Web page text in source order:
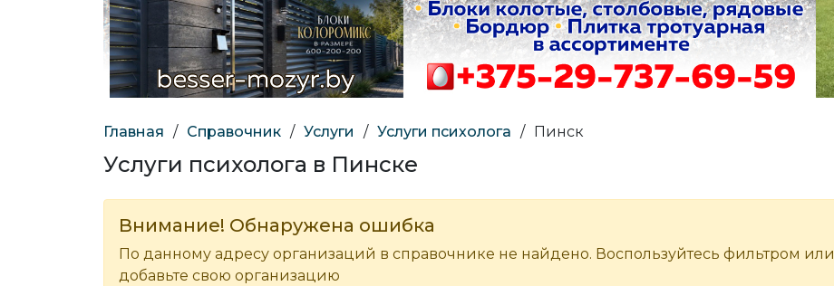
Главная / Справочник / Услуги / Услуги психолога / Пинск
Услуги психолога в Пинске
Внимание! Обнаружена ошибка
По данному адресу организаций в справочнике не найдено. Воспользуйтесь фильтром или
добавьте свою организацию